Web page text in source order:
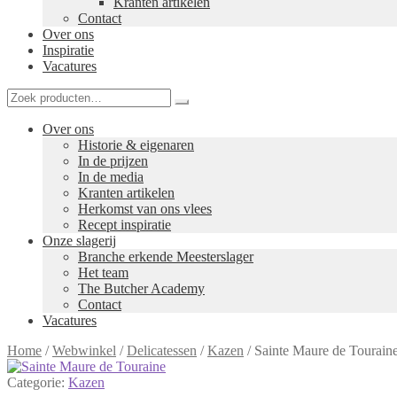
Contact
Over ons
Inspiratie
Vacatures
Over ons
Historie & eigenaren
In de prijzen
In de media
Kranten artikelen
Herkomst van ons vlees
Recept inspiratie
Onze slagerij
Branche erkende Meesterslager
Het team
The Butcher Academy
Contact
Vacatures
Home /Webwinkel /Delicatessen /Kazen / Sainte Maure de
Categorie: Kazen